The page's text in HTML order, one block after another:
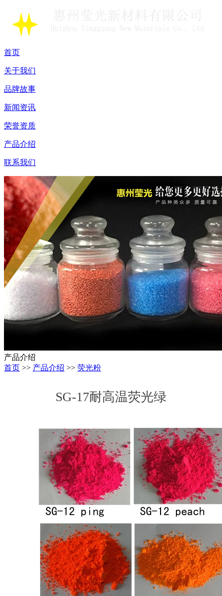
首页
关于我们
品牌故事
新闻资讯
荣誉资质
产品介绍
联系我们
产品介绍
首页 >> 产品介绍 >> 荧光粉
SG-17耐高温荧光绿